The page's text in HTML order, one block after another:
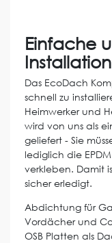
Einfache
Installation
Das EcoDach
schnell zu
Heimwerker und
wird von uns als
geliefert - Sie
lediglich die
verkleben. Damit
sicher erledigt.
Abdichtung für
Vordächer und
OSB Platten als